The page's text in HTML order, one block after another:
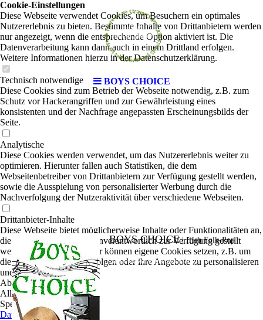
BOYS CHOICE
BOYS CHOICE |Irish Folk-Pop
Nun wird zur Herrenwahl aufgerufen!
Cookie-Einstellungen
Diese Webseite verwendet Cookies, um Besuchern ein optimales
Nutzererlebnis zu bieten. Bestimmte Inhalte von Drittanbietern werden
nur angezeigt, wenn die entsprechende Option aktiviert ist. Die
Datenverarbeitung kann dann auch in einem Drittland erfolgen.
Weitere Informationen hierzu in der Datenschutzerklärung.
Technisch notwendige
Diese Cookies sind zum Betrieb der Webseite notwendig, z.B. zum
Schutz vor Hackerangriffen und zur Gewährleistung eines
konsistenten und der Nachfrage angepassten Erscheinungsbilds der
Seite.
Analytische
Diese Cookies werden verwendet, um das Nutzererlebnis weiter zu
optimieren. Hierunter fallen auch Statistiken, die dem
Webseitenbetreiber von Drittanbietern zur Verfügung gestellt werden,
sowie die Ausspielung von personalisierter Werbung durch die
Nachverfolgung der Nutzeraktivität über verschiedene Webseiten.
Drittanbieter-Inhalte
Diese Webseite bietet möglicherweise Inhalte oder Funktionalitäten an,
die von Drittanbietern eigenverantwortlich zur Verfügung gestellt
werden. Diese Drittanbieter können eigene Cookies setzen, z.B. um
die Nutzeraktivität zu verfolgen oder ihre Angebote zu personalisieren
und zu optimieren.
Ablehnen
Alle akzeptieren
Speichern
Datenschutz